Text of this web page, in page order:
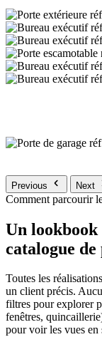
Previous Next
Comment parcourir
Un
catalogue
Toutes les
un client précis.
filtres pour explorer
fenêtres,
pour voir les vues en